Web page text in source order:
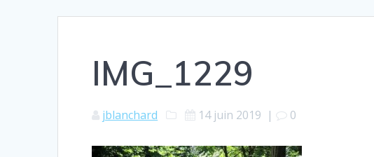
IMG_1229
jblanchard 14 juin 2019 | 0